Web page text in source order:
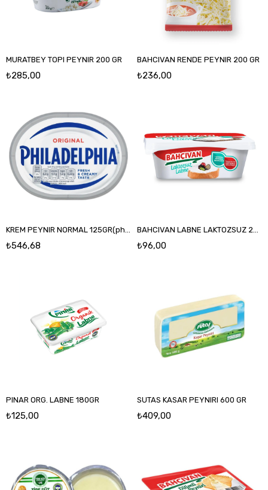
MURATBEY TOPI PEYNIR 200 GR
₺285,00
BAHCIVAN RENDE PEYNIR 200 GR
₺236,00
KREM PEYNIR NORMAL 125GR(philadelphia)
₺546,68
BAHCIVAN LABNE LAKTOZSUZ 200 GR
₺96,00
PINAR ORG. LABNE 180GR
₺125,00
SUTAS KASAR PEYNIRI 600 GR
₺409,00